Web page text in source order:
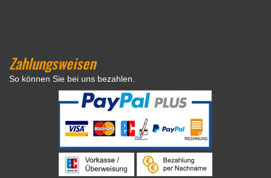
Zahlungsweisen
So können Sie bei uns bezahlen.